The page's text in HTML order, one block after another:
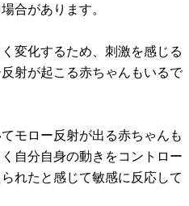
合があります。
変化するため、刺激を感じる
射が起こる赤ちゃんもいるで
モロー反射が出る赤ちゃんも
自分自身の動きをコントロー
れたと感じて敏感に反応して